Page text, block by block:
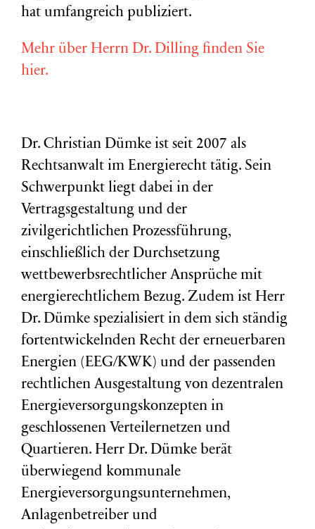
hat umfangreich publiziert.
Mehr über Herrn Dr. Dilling finden Sie
hier.
Dr. Christian Dümke ist seit 2007 als
Rechtsanwalt im Energierecht tätig. Sein
Schwerpunkt liegt dabei in der
Vertragsgestaltung und der
zivilgerichtlichen Prozessführung,
einschließlich der Durchsetzung
wettbewerbsrechtlicher Ansprüche mit
energierechtlichem Bezug. Zudem ist Herr
Dr. Dümke spezialisiert in dem sich ständig
fortentwickelnden Recht der erneuerbaren
Energien (EEG/KWK) und der passenden
rechtlichen Ausgestaltung von dezentralen
Energieversorgungskonzepten in
geschlossenen Verteilernetzen und
Quartieren. Herr Dr. Dümke berät
überwiegend kommunale
Energieversorgungsunternehmen,
Anlagenbetreiber und